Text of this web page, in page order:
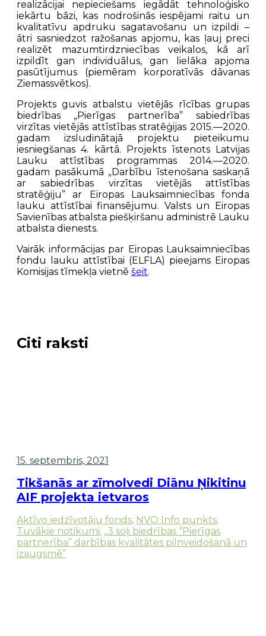
realizācijai nepieciešams iegādāt tehnoloģisko
iekārtu bāzi, kas nodrošinās iespējami raitu un
kvalitatīvu apdruku sagatavošanu un izpildi –
ātri sasniedzot ražošanas apjomu, kas ļauj preci
realizēt mazumtirdzniecības veikalos, kā arī
izpildīt gan individuālus, gan lielāka apjoma
pasūtījumus (piemēram korporatīvās dāvanas
Ziemassvētkos).
Projekts guvis atbalstu vietējās rīcības grupas
biedrības „Pierīgas partnerība” sabiedrības
virzītas vietējās attīstības stratēģijas 2015.—2020.
gadam izsludinātajā projektu pieteikumu
iesniegšanas 4. kārtā. Projekts īstenots Latvijas
Lauku attīstības programmas 2014.—2020.
gadam pasākumā „Darbību īstenošana saskaņā
ar sabiedrības virzītas vietējās attīstības
stratēģiju” ar Eiropas Lauksaimniecības fonda
lauku attīstībai finansējumu. Valsts un Eiropas
Savienības atbalsta piešķiršanu administrē Lauku
atbalsta dienests.
Vairāk informācijas par Eiropas Lauksaimniecības
fondu lauku attīstībai (ELFLA) pieejams Eiropas
Komisijas tīmekļa vietnē šeit.
Citi raksti
15. septembris, 2021
Tikšanās ar zīmolvedi Diānu Ņikitinu
AIF projekta ietvaros
Aktīvo iedzīvotāju fonds, NVO Info punkts,
Tuvākie notikumi, „3 soļi biedrības “Pierīgas
partnerība” darbības kvalitātes pilnveidošanā un
izaugsmē”